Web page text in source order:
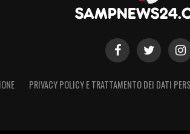
PRIVACY POLICY E TRATTAMENTO DEI DATI